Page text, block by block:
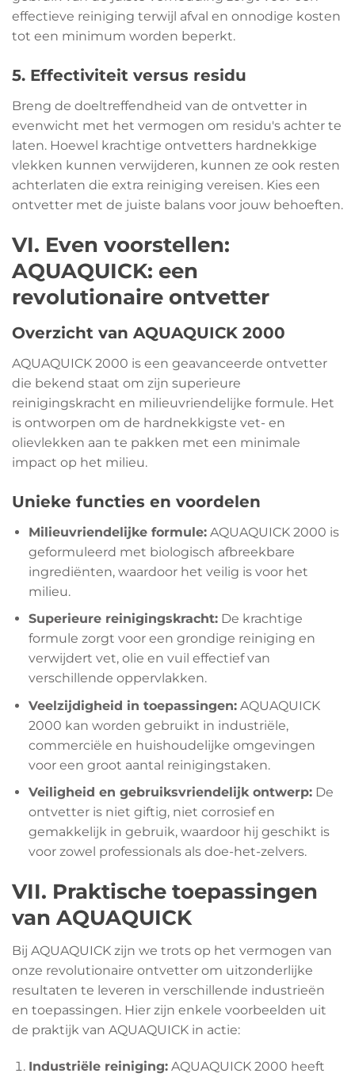
effectieve reiniging terwijl afval en onnodige kosten
tot een minimum worden beperkt.
5. Effectiviteit versus residu
Breng de doeltreffendheid van de ontvetter in
evenwicht met het vermogen om residu's achter te
laten. Hoewel krachtige ontvetters hardnekkige
vlekken kunnen verwijderen, kunnen ze ook resten
achterlaten die extra reiniging vereisen. Kies een
ontvetter met de juiste balans voor jouw behoeften.
VI. Even voorstellen:
AQUAQUICK: een
revolutionaire ontvetter
Overzicht van AQUAQUICK 2000
AQUAQUICK 2000 is een geavanceerde ontvetter
die bekend staat om zijn superieure
reinigingskracht en milieuvriendelijke formule. Het
is ontworpen om de hardnekkigste vet- en
olievlekken aan te pakken met een minimale
impact op het milieu.
Unieke functies en voordelen
Milieuvriendelijke formule:AQUAQUICK 2000 is
geformuleerd met biologisch afbreekbare
ingrediënten, waardoor het veilig is voor het
milieu.
Superieure reinigingskracht:De krachtige
formule zorgt voor een grondige reiniging en
verwijdert vet, olie en vuil effectief van
verschillende oppervlakken.
Veelzijdigheid in toepassingen:AQUAQUICK
2000 kan worden gebruikt in industriële,
commerciële en huishoudelijke omgevingen
voor een groot aantal reinigingstaken.
Veiligheid en gebruiksvriendelijk ontwerp:De
ontvetter is niet giftig, niet corrosief en
gemakkelijk in gebruik, waardoor hij geschikt is
voor zowel professionals als doe-het-zelvers.
VII. Praktische toepassingen
van AQUAQUICK
Bij AQUAQUICK zijn we trots op het vermogen van
onze revolutionaire ontvetter om uitzonderlijke
resultaten te leveren in verschillende industrieën
en toepassingen. Hier zijn enkele voorbeelden uit
de praktijk van AQUAQUICK in actie:
Industriële reiniging:AQUAQUICK 2000 heeft